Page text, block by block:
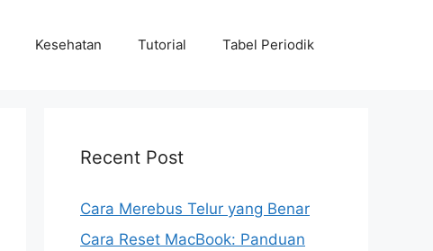
Kesehatan Tutorial Tabel Periodik
Recent Post
Cara Merebus Telur yang Benar
Cara Reset MacBook: Panduan